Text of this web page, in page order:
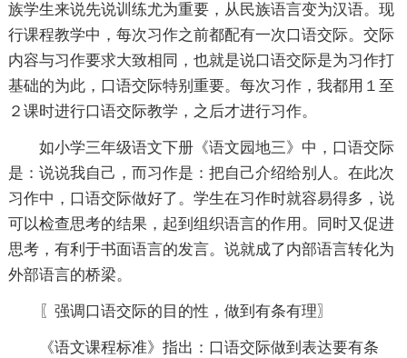
族学生来说先说训练尤为重要，从民族语言变为汉语。现
行课程教学中，每次习作之前都配有一次口语交际。交际
内容与习作要求大致相同，也就是说口语交际是为习作打
基础的为此，口语交际特别重要。每次习作，我都用１至
２课时进行口语交际教学，之后才进行习作。
如小学三年级语文下册《语文园地三》中，口语交际
是：说说我自己，而习作是：把自己介绍给别人。在此次
习作中，口语交际做好了。学生在习作时就容易得多，说
可以检查思考的结果，起到组织语言的作用。同时又促进
思考，有利于书面语言的发言。说就成了内部语言转化为
外部语言的桥梁。
〖强调口语交际的目的性，做到有条有理〗
《语文课程标准》指出：口语交际做到表达要有条